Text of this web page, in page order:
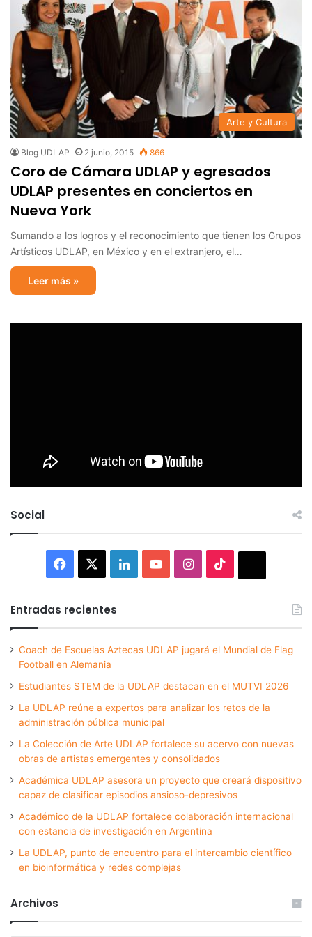
Arte y Cultura
Blog UDLAP 2 junio, 2015 866
Coro de Cámara UDLAP y egresados
UDLAP presentes en conciertos en
Nueva York
Sumando a los logros y el reconocimiento que tienen los Grupos
Artísticos UDLAP, en México y en el extranjero, el…
Leer más »
Social
Facebook LinkedInYouTubeInstagram
Entradas recientes
Coach de Escuelas Aztecas UDLAP jugará el Mundial de Flag
Football en Alemania
Estudiantes STEM de la UDLAP destacan en el MUTVI 2026
La UDLAP reúne a expertos para analizar los retos de la
administración pública municipal
La Colección de Arte UDLAP fortalece su acervo con nuevas
obras de artistas emergentes y consolidados
Académica UDLAP asesora un proyecto que creará dispositivo
capaz de clasificar episodios ansioso-depresivos
Académico de la UDLAP fortalece colaboración internacional
con estancia de investigación en Argentina
La UDLAP, punto de encuentro para el intercambio científico
en bioinformática y redes complejas
Archivos